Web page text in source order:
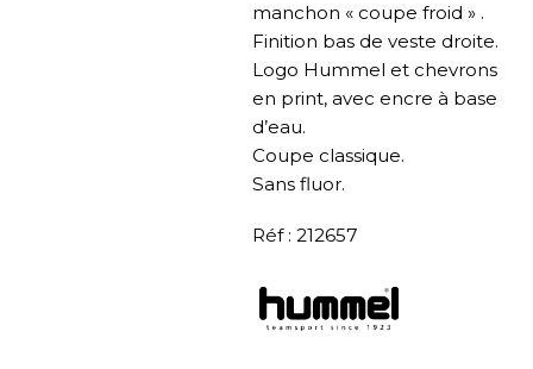
manchon « coupe froid » .
Finition bas de veste droite.
Logo Hummel et chevrons
en print, avec encre à base
d’eau.
Coupe classique.
Sans fluor.
Réf : 212657